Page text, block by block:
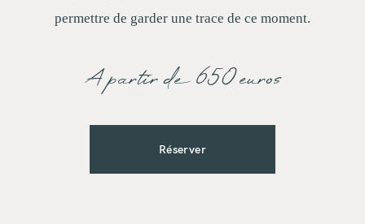
permettre de garder une trace de ce moment.
A partir de 650 euros
Réserver